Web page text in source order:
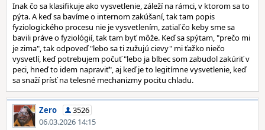
Inak čo sa klasifikuje ako vysvetlenie, záleží na rámci, v ktorom sa to
pýta. A keď sa bavíme o internom zakúšaní, tak tam popis
fyziologického procesu nie je vysvetlením, zatiaľ čo keby sme sa
bavili práve o fyziológií, tak tam byť môže. Keď sa spýtam, "prečo mi
je zima", tak odpoveď "lebo sa ti zužujú cievy" mi ťažko niečo
vysvetlí, keď potrebujem počuť "lebo ja blbec som zabudol zakúriť v
peci, hneď to idem napraviť", aj keď je to legitímne vysvetlenie, keď
sa snaží prísť na telesné mechanizmy pocitu chladu.
Zero
3526
06.03.2026 14:15